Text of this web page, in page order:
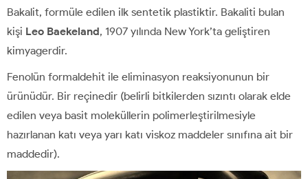
Bakalit, formüle edilen ilk sentetik plastiktir. Bakaliti bulan
kişi Leo Baekeland, 1907 yılında New York’ta geliştiren
kimyagerdir.
Fenolün formaldehit ile eliminasyon reaksiyonunun bir
ürünüdür. Bir reçinedir (belirli bitkilerden sızıntı olarak elde
edilen veya basit moleküllerin polimerleştirilmesiyle
hazırlanan katı veya yarı katı viskoz maddeler sınıfına ait bir
maddedir).